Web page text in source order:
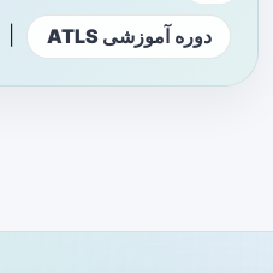
دوره آموزشی ATLS